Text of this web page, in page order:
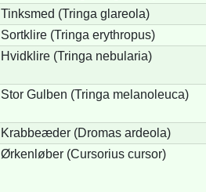
Tinksmed (Tringa glareola)
Sortklire (Tringa erythropus)
Hvidklire (Tringa nebularia)
Stor Gulben (Tringa melanoleuca)
Krabbeæder (Dromas ardeola)
Ørkenløber (Cursorius cursor)